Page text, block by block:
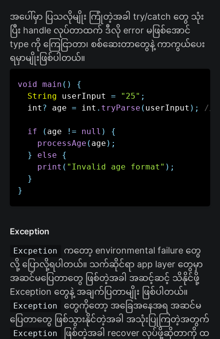
အပေါ်မှာ ပြသလိုမျိုး ကြုံတဲ့အခါ try/catch တွေ သုံး
ပြီး handle လုပ်တာထက် ဒီလို error မဖြစ်အောင်
type ကို ကြေငြာတာ၊ စစ်ဆေးတာတွေနဲ့ ကာကွယ်ပေး
ရမှာမျိုးဖြစ်ပါတယ်။
void main ( )
{
String userInput = "25" ;
  int
? age = int . tryParse ( userInput ) ; //
if ( age != null )
{
processAge ( age ) ;
}
else
{
print ( "Invalid age format" ) ;
}
}
Exception
Excpetion
ကတော့ environmental failure တွေ
လို့ ပြောလို့ရပါတယ်။ သက်ဆိုင်ရာ app layer တွေမှာ
အဆင်မပြေတာတွေ ဖြစ်တဲ့အခါ အဆင့်ဆင့် သိနိုင်ဖို့
Exception တွေနဲ့ အချက်ပြတာမျိုး ဖြစ်ပါတယ်။
Exception
တွေကိုတော့ အခြေအနေအရ အဆင်မ
ပြေတာတွေ ဖြစ်သွားနိုင်တဲ့အခါ အသုံးပြုကြတဲ့အတွက်
Exception
ဖြစ်တဲ့အခါ recover လုပ်ဖို့ဆိုတာကို ထ